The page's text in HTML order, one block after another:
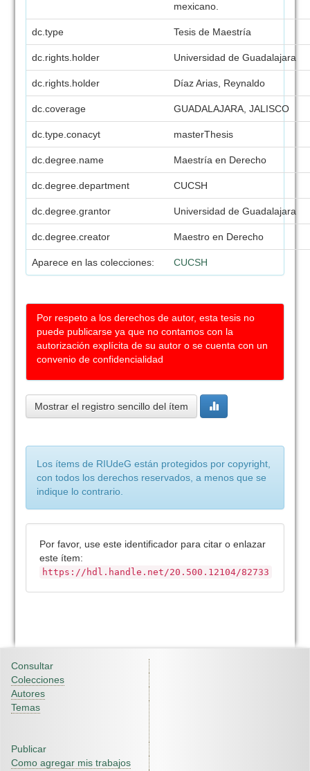
mexicano.
dc.type Tesis de Maestría
dc.rights.holder Universidad de Guadalajara
dc.rights.holder Díaz Arias, Reynaldo
dc.coverage GUADALAJARA, JALISCO
dc.type.conacyt masterThesis
dc.degree.name Maestría en Derecho
dc.degree.department CUCSH
dc.degree.grantor Universidad de Guadalajara
dc.degree.creator Maestro en Derecho
Aparece en las colecciones: CUCSH
Por respeto a los derechos de autor, esta tesis no
puede publicarse ya que no contamos con la
autorización explícita de su autor o se cuenta con un
convenio de confidencialidad
Mostrar el registro sencillo del ítem
Los ítems de RIUdeG están protegidos por copyright,
con todos los derechos reservados, a menos que se
indique lo contrario.
Por favor, use este identificador para citar o enlazar
este ítem:
https://hdl.handle.net/20.500.12104/82733
Consultar
Colecciones
Autores
Temas
Publicar
Como agregar mis trabajos